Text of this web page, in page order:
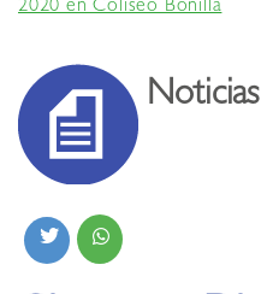
2020 en Coliseo Bonilla
Noticias